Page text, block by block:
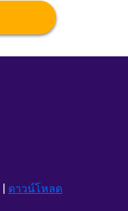
ดาวน์โหลด